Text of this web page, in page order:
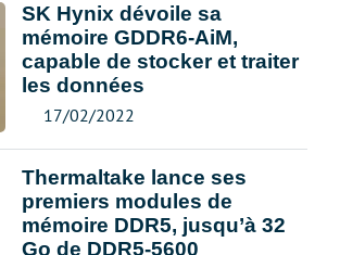
SK Hynix dévoile sa
mémoire GDDR6-AiM,
capable de stocker et traiter
les données
17/02/2022
Thermaltake lance ses
premiers modules de
mémoire DDR5, jusqu’à 32
Go de DDR5-5600